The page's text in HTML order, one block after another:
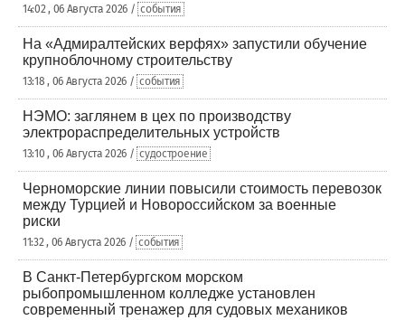
14:02 , 06 Августа 2026 / события
На «Адмиралтейских верфях» запустили обучение
крупноблочному строительству
13:18 , 06 Августа 2026 / события
НЭМО: заглянем в цех по производству
электрораспределительных устройств
13:10 , 06 Августа 2026 / судостроение
Черноморские линии повысили стоимость перевозок
между Турцией и Новороссийском за военные
риски
11:32 , 06 Августа 2026 / события
В Санкт-Петербургском морском
рыбопромышленном колледже установлен
современный тренажер для судовых механиков